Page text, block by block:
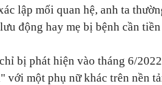
lập mối quan hệ, anh ta
động hay mẹ bị bệnh cần
bị phát hiện vào tháng 6/
với một phụ nữ khác trên nền